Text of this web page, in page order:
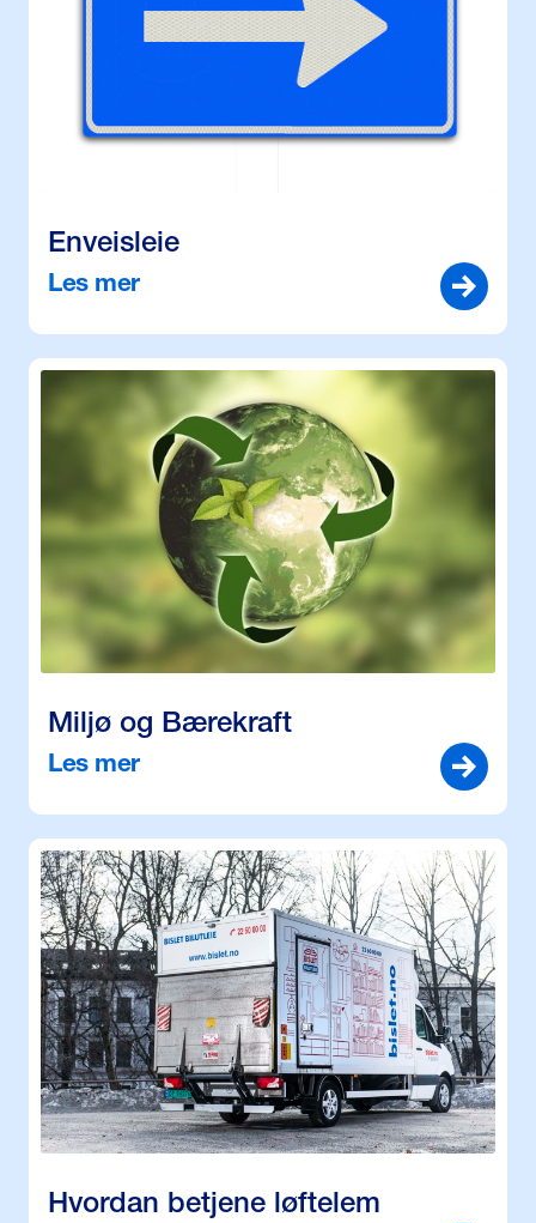
Enveisleie
Les mer
Miljø og Bærekraft
Les mer
Hvordan betjene løftelem